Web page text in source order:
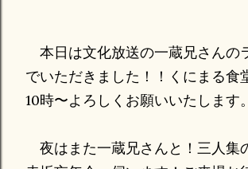
本日は文化放送の一蔵兄さんの
でいただきました！！くにまる食
10時〜よろしくお願いいたします。
夜はまた一蔵兄さんと！三人集